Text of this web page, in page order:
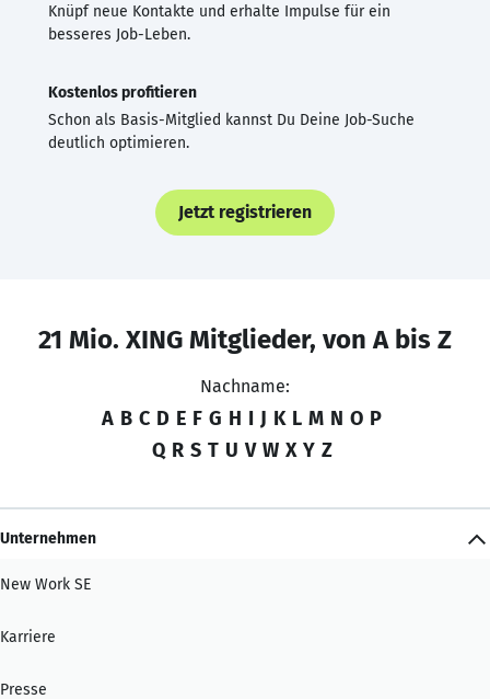
Knüpf neue Kontakte und erhalte Impulse für ein
besseres Job-Leben.
Kostenlos profitieren
Schon als Basis-Mitglied kannst Du Deine Job-Suche
deutlich optimieren.
Jetzt registrieren
21 Mio. XING Mitglieder, von A bis Z
Nachname:
A B C D E F G H I J K L M N O P
Q R S T U V W X Y Z
Unternehmen
New Work SE
Karriere
Presse